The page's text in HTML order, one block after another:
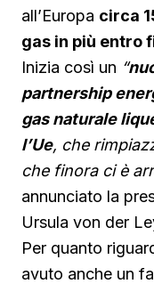
all’Europa circa
gas in più entro
Inizia così un “
partnership
gas naturale
l’Ue, che
che finora ci è
annunciato la
Ursula von der
Per quanto
avuto anche un